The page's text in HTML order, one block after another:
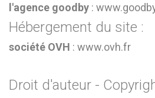
l'agence goodby :
Hébergement du site :
société OVH : www.ovh.fr
Droit d'auteur -